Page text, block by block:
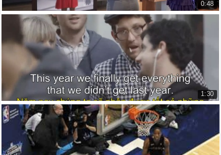
0:48
Mua sắm trong tương lai
The future of shopping
14.022 lượt xem
1:30
Thế hệ mới đã sẵn sàng- Samsung Galaxy S III
The Next Big Thing is Already He...
10.018 lượt xem